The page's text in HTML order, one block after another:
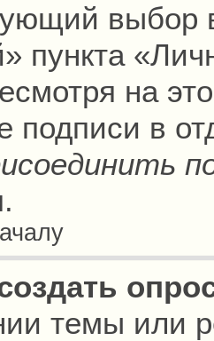
выбор
пункта
на
подписи в
темы или